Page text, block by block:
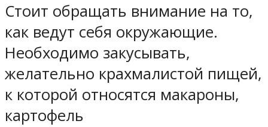
Стоит обращать внимание на то,
как ведут себя окружающие.
Необходимо закусывать,
желательно крахмалистой пищей,
к которой относятся макароны,
картофель